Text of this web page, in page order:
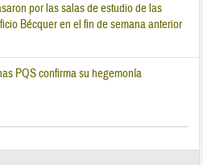
por las salas de estudio de las
Bécquer en el fin de semana anterior
PQS confirma su hegemonía